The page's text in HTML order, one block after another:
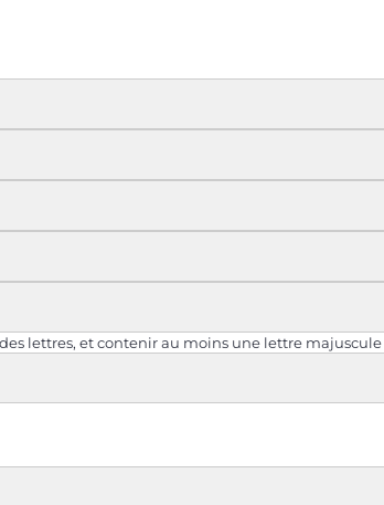
lettres, et contenir au moins une lettre majuscule